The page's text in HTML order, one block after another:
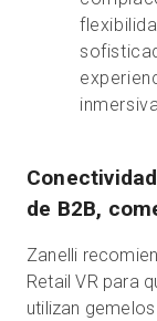
de B2B,
Zanelli
Retail VR para
utilizan